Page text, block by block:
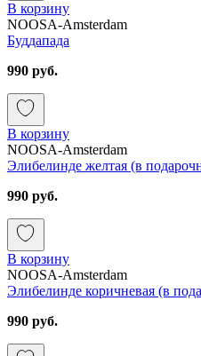
В корзину
NOOSA-Amsterdam
Буддапада
990 руб.
В корзину
NOOSA-Amsterdam
Элибелинде желтая (в
990 руб.
В корзину
NOOSA-Amsterdam
Элибелинде коричневая (в
990 руб.